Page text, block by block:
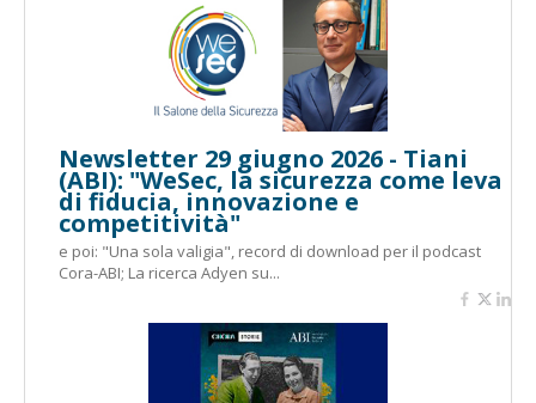
Newsletter 29 giugno 2026 - Tiani
(ABI): "WeSec, la sicurezza come leva
di fiducia, innovazione e
competitività"
e poi: "Una sola valigia", record di download per il podcast
Cora-ABI; La ricerca Adyen su...